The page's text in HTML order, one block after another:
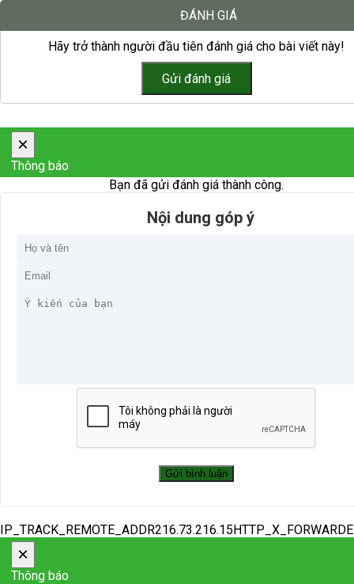
ĐÁNH GIÁ
Hãy trở thành người đầu tiên đánh giá cho bài viết này!
×
Thông báo
Bạn đã gửi đánh giá thành công.
Nội dung góp ý
×
Thông báo